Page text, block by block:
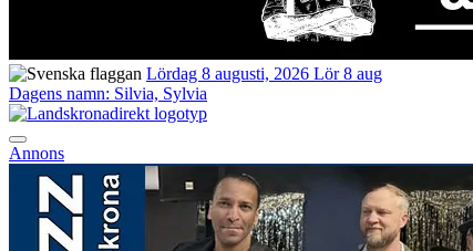
Lördag 8 augusti, 2026 Lör 8 aug
Dagens namn: Silvia, Sylvia
Annons